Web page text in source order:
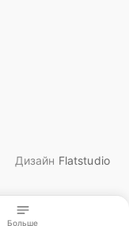
Дизайн Flatstudio
Больше